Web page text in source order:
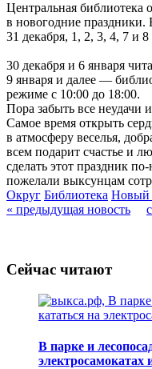
Центральная библиотека
в новогодние
31 декабря, 1, 2, 3, 4, 7 и 8
30 декабря и 6 января
9 января и далее —
режиме с 10:00 до 18:00.
Пора забыть все неудачи
Самое время открыть
в атмосферу веселья,
всем подарит счастье и
сделать этот праздник
пожелали выксунцам
Округ Библиотека Новый
« предыдущая новость
Сейчас читают
В парке и
электросамокатах